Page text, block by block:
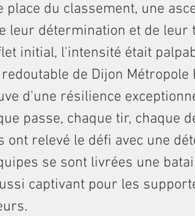
place du classement, une
leur détermination et de leur
initial, l'intensité était
de Dijon
d'une résilience
passe, chaque tir, chaque
ont relevé le défi avec une
se sont livrées une
captivant pour les